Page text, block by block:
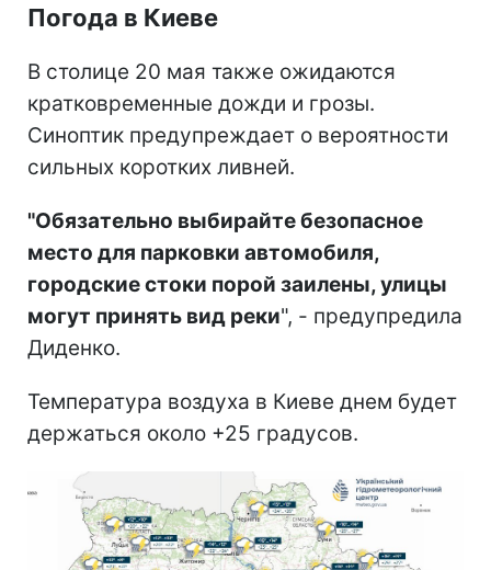
Погода в Киеве
В столице 20 мая также ожидаются
кратковременные дожди и грозы.
Синоптик предупреждает о вероятности
сильных коротких ливней.
"Обязательно выбирайте безопасное
место для парковки автомобиля,
городские стоки порой заилены, улицы
могут принять вид реки", - предупредила
Диденко.
Температура воздуха в Киеве днем будет
держаться около +25 градусов.